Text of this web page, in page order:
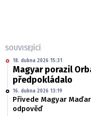
SOUVISEJÍCÍ
18. dubna 2026 15:31
Magyar porazil
předpokládalo
16. dubna 2026 13:19
Přivede Magyar
odpověď